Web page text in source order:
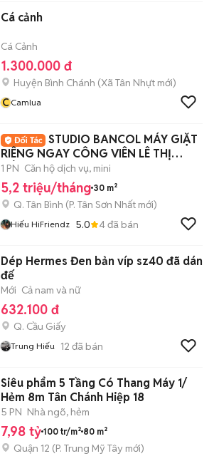
Cá cảnh
Cá Cảnh
1.300.000 đ
Huyện Bình Chánh (Xã Tân Nhựt mới)
CCamlua
STUDIO BANCOL MÁY GIẶT
RIÊNG NGAY CÔNG VIÊN LÊ THỊ
RIÊNG
1 PN Căn hộ dịch vụ, mini
5,2 triệu/tháng 30 m²
Q. Tân Bình (P. Tân Sơn Nhất mới)
Hiếu HiFriendz 5.0 4đã bán
Dép Hermes Đen bản víp sz40 đã dán
đế
Mới Cả nam và nữ
632.100 đ
Q. Cầu Giấy
Trung Hiếu 12 đã bán
Siêu phẩm 5 Tầng Có Thang Máy 1/
Hẻm 8m Tân Chánh Hiệp 18
5 PN Nhà ngõ, hẻm
7,98 tỷ 100 tr/m² 80 m²
Quận 12 (P. Trung Mỹ Tây mới)